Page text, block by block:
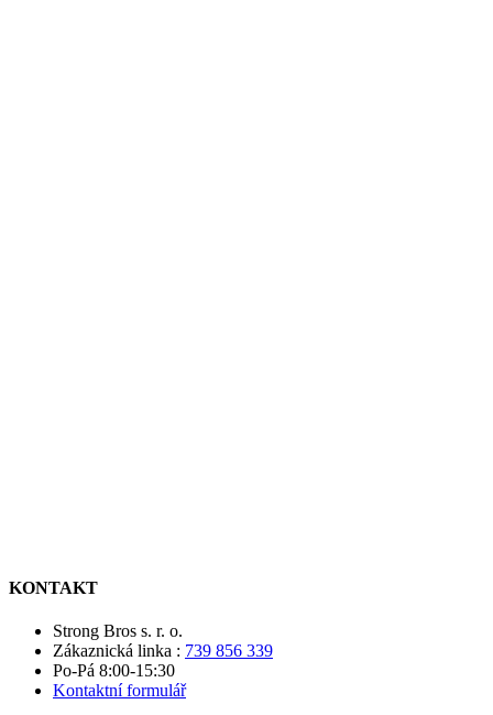
KONTAKT
Strong Bros s. r. o.
Zákaznická linka : 739 856 339
Po-Pá 8:00-15:30
Kontaktní formulář